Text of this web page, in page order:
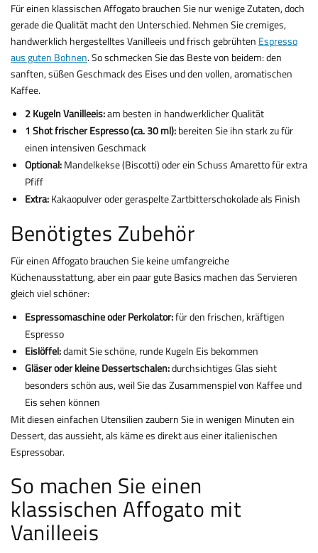
Für einen klassischen Affogato brauchen Sie nur wenige Zutaten, doch
gerade die Qualität macht den Unterschied. Nehmen Sie cremiges,
handwerklich hergestelltes Vanilleeis und frisch gebrühten Espresso
aus guten Bohnen. So schmecken Sie das Beste von beidem: den
sanften, süßen Geschmack des Eises und den vollen, aromatischen
Kaffee.
2 Kugeln Vanilleeis:am besten in handwerklicher Qualität
1 Shot frischer Espresso(ca. 30 ml):bereiten Sie ihn stark zu für
einen intensiven Geschmack
Optional:Mandelkekse (Biscotti) oder ein Schuss Amaretto für extra
Pfiff
Extra:Kakaopulver oder geraspelte Zartbitterschokolade als Finish
Benötigtes Zubehör
Für einen Affogato brauchen Sie keine umfangreiche
Küchenausstattung, aber ein paar gute Basics machen das Servieren
gleich viel schöner:
Espressomaschine oder Perkolator:für den frischen, kräftigen
Espresso
Eislöffel:damit Sie schöne, runde Kugeln Eis bekommen
Gläser oder kleine Dessertschalen:durchsichtiges Glas sieht
besonders schön aus, weil Sie das Zusammenspiel von Kaffee und
Eis sehen können
Mit diesen einfachen Utensilien zaubern Sie in wenigen Minuten ein
Dessert, das aussieht, als käme es direkt aus einer italienischen
Espressobar.
So machen Sie einen
klassischen Affogato mit
Vanilleeis